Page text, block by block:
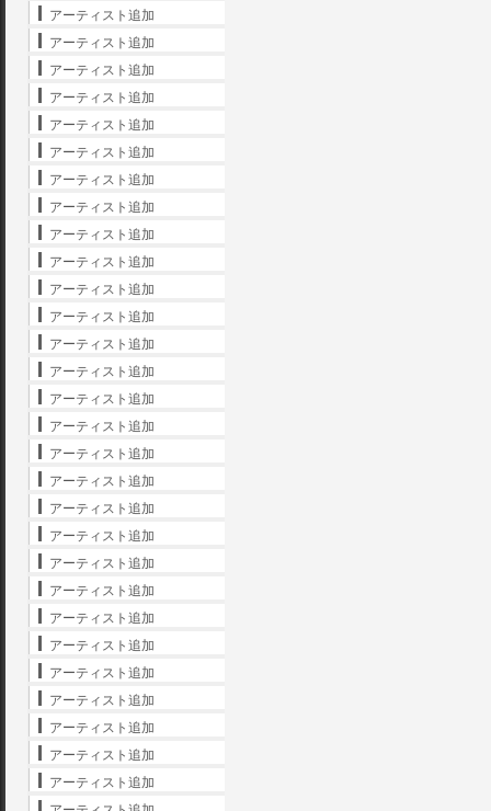
アーティスト追加
アーティスト追加
アーティスト追加
アーティスト追加
アーティスト追加
アーティスト追加
アーティスト追加
アーティスト追加
アーティスト追加
アーティスト追加
アーティスト追加
アーティスト追加
アーティスト追加
アーティスト追加
アーティスト追加
アーティスト追加
アーティスト追加
アーティスト追加
アーティスト追加
アーティスト追加
アーティスト追加
アーティスト追加
アーティスト追加
アーティスト追加
アーティスト追加
アーティスト追加
アーティスト追加
アーティスト追加
アーティスト追加